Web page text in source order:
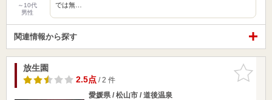
～10代
男性
では無…
関連情報から探す
お気に入
りに追加
放生園
2.5点/ 2 件
愛媛県 / 松山市 / 道後温泉